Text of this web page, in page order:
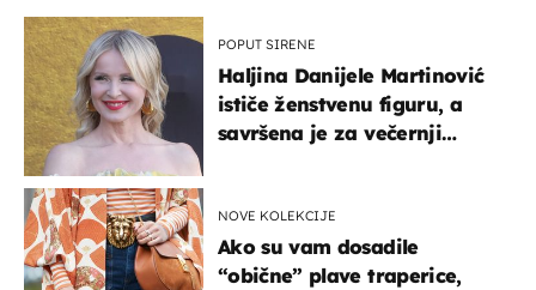
POPUT SIRENE
Haljina Danijele Martinović
ističe ženstvenu figuru, a
savršena je za večernji
NOVE KOLEKCIJE
Ako su vam dosadile
“obične” plave traperice,